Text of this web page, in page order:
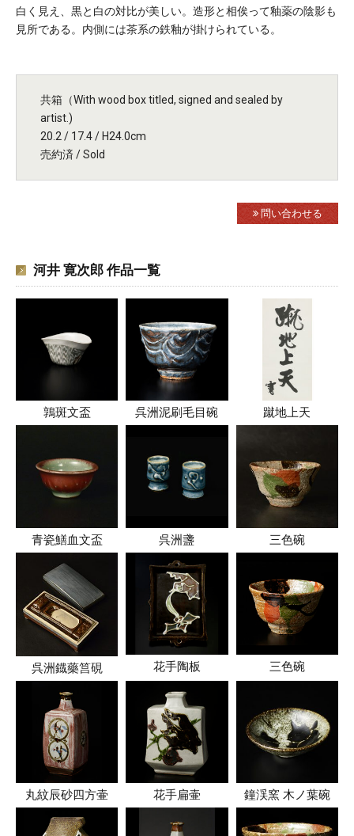
白く見え、黒と白の対比が美しい。造形と相俟って釉薬の陰影も
見所である。内側には茶系の鉄釉が掛けられている。
共箱（With wood box titled, signed and sealed by
artist.)
20.2 / 17.4 / H24.0cm
売約済 / Sold
問い合わせる
河井 寛次郎 作品一覧
鶉斑文盃 呉洲泥刷毛目碗 蹴地上天
青瓷鱔血文盃 呉洲盞 三色碗
呉洲鐡藥筥硯 花手陶板 三色碗
丸紋辰砂四方壷 花手扁壷 鐘渓窯 木ノ葉碗